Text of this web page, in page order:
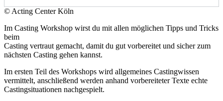
© Acting Center Köln
Im Casting Workshop wirst du mit allen möglichen Tipps und Tricks
beim
Casting vertraut gemacht, damit du gut vorbereitet und sicher zum
nächsten Casting gehen kannst.
Im ersten Teil des Workshops wird allgemeines Castingwissen
vermittelt, anschließend werden anhand vorbereiteter Texte echte
Castingsituationen nachgespielt.